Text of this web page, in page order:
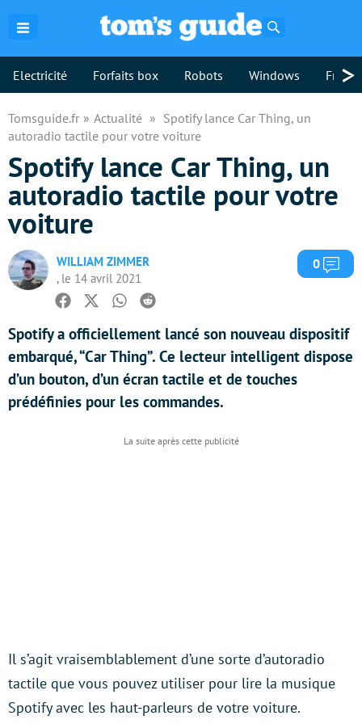
Electricité Forfaits box Robots Windows >
Tomsguide.fr Actualité
Spotify lance Car Thing, un
autoradio tactile pour votre voiture
Spotify lance Car Thing, un
autoradio tactile pour votre
voiture
WILLIAM ZIMMER
, le 14 avril 2021
0
Facebook
TwitterWhatsapp
Reddit
Spotify a officiellement lancé son nouveau dispositif
embarqué, “Car Thing”. Ce lecteur intelligent dispose
d’un bouton, d’un écran tactile et de touches
prédéfinies pour les commandes.
Il s’agit vraisemblablement d’une sorte d’autoradio
tactile que vous pouvez utiliser pour lire la musique
Spotify avec les haut-parleurs de votre voiture.